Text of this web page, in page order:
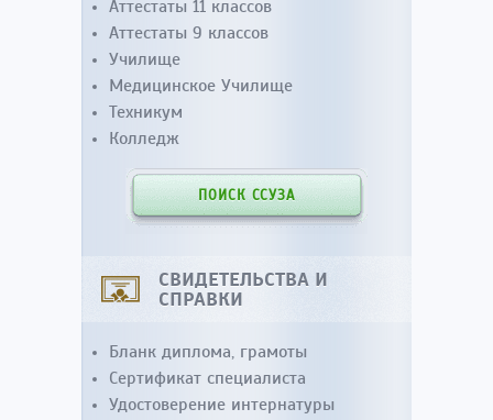
Аттестаты 11 классов
Аттестаты 9 классов
Училище
Медицинское Училище
Техникум
Колледж
ПОИСК ССУЗА
СВИДЕТЕЛЬСТВА И
СПРАВКИ
Бланк диплома, грамоты
Сертификат специалиста
Удостоверение интернатуры